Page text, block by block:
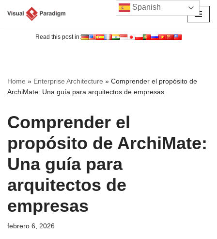
Read this post in:
Home » Enterprise Architecture » Comprender el propósito de
ArchiMate: Una guía para arquitectos de empresas
Comprender el
propósito de ArchiMate:
Una guía para
arquitectos de
empresas
febrero 6, 2026
Spanish